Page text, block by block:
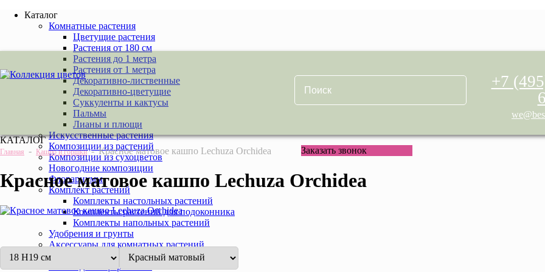
Каталог
Комнатные растения
Цветущие растения
Растения от 180 см
Растения до 1 метра
Растения от 1 метра
Декоративно-лиственные
Декоративно-цветущие
Суккуленты и кактусы
Пальмы
Лианы и плющи
Искусственные растения
Композиции из растений
Композиции из сухоцветов
Новогодние композиции
Флорариумы
Комплект растений
Комплекты настольных растений
Комплекты растений для подоконника
Комплекты напольных растений
Удобрения и грунты
Аксессуары для комнатных растений
Услуги
Новогоднее оформление
+7
Заказать звонок
КАТАЛОГ
Главная - Кашпо и горшки - Красное матовое кашпо Lechuza Orchidea
Красное матовое кашпо Lechuza Orchidea